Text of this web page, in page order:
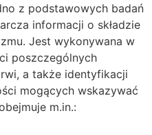
z podstawowych badań
informacji o składzie
Jest wykonywana w
poszczególnych
a także identyfikacji
mogących wskazywać
m.in.: